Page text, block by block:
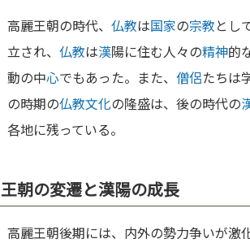
高麗王朝の時代、 仏教は国家の宗教とし
立され、 仏教は漢陽に住む人々の精神的
動の中心でもあった。また、 僧侶たちは
の時期の仏教文化の隆盛は、後の時代の
各地に残っている。
王朝の変遷と漢陽の成長
高麗王朝後期には、内外の勢力争いが激